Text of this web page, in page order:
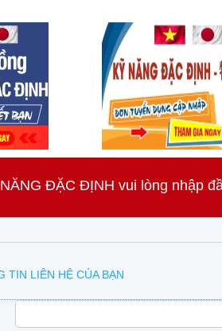
ĐẶC ĐỊNH vui lòng nhập
TIN LIÊN HỆ CỦA BẠN